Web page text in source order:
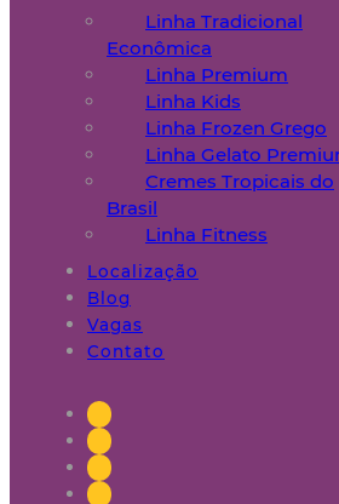
Linha Tradicional
Econômica
Linha Premium
Linha Kids
Linha Frozen Grego
Linha Gelato
Cremes Tropicais do
Brasil
Linha Fitness
Localização
Blog
Vagas
Contato